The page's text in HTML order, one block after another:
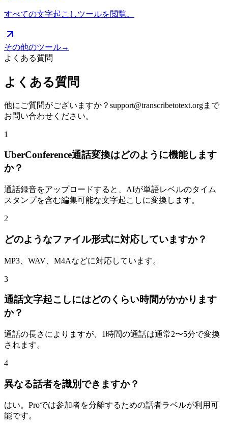
すべての文字起こしツールを閲覧。
その他のツール→
よくある質問
よくある質問
他にご質問がございますか？ support@transcribetotext.orgまで
お問い合わせください。
1
UberConference通話変換はどのように機能します
か？
通話録音をアップロードすると、AIが単語レベルのタイム
スタンプを含む編集可能な文字起こしに変換します。
2
どのようなファイル形式に対応していますか？
MP3、WAV、M4Aなどに対応しています。
3
通話文字起こしにはどのくらい時間がかかります
か？
通話の長さによりますが、1時間の通話は通常2〜5分で変換
されます。
4
異なる話者を識別できますか？
はい。Proでは参加者を分離するための話者ラベルが利用可
能です。